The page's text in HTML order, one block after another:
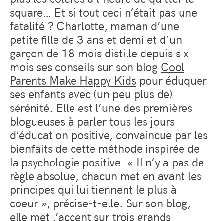
square… Et si tout ceci n’était pas une
fatalité ? Charlotte, maman d’une
petite fille de 3 ans et demi et d’un
garçon de 18 mois distille depuis six
mois ses conseils sur son blog Cool
Parents Make Happy Kids pour éduquer
ses enfants avec (un peu plus de)
sérénité. Elle est l’une des premières
blogueuses à parler tous les jours
d’éducation positive, convaincue par les
bienfaits de cette méthode inspirée de
la psychologie positive. « Il n’y a pas de
règle absolue, chacun met en avant les
principes qui lui tiennent le plus à
coeur », précise-t-elle. Sur son blog,
elle met l’accent sur trois grands